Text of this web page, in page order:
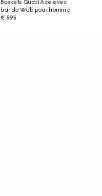
Baskets Gucci Ace avec
bande Web pour homme
€ 595